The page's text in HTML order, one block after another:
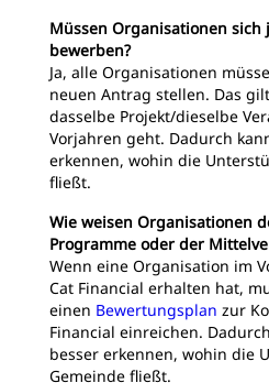
Müssen Organisationen sich
bewerben?
Ja, alle Organisationen
neuen Antrag stellen. Das
dasselbe Projekt/dieselbe
Vorjahren geht. Dadurch
erkennen, wohin die
fließt.
Wie weisen Organisationen
Programme oder der
Wenn eine Organisation im
Cat Financial erhalten hat,
einen Bewertungsplan zur
Financial einreichen.
besser erkennen, wohin die
Gemeinde fließt.